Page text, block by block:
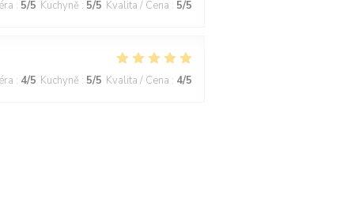
: 5/5 Kuchyně : 5/5 Kvalita / Cena : 5/5
: 4/5 Kuchyně : 5/5 Kvalita / Cena : 4/5